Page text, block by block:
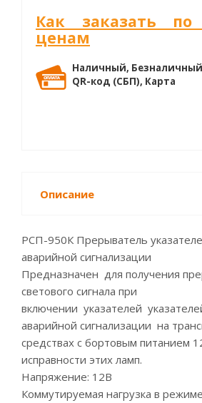
Как заказать
ценам
Наличный,
QR-код (СБП), Карта
Описание
РСП-950К Прерыватель
аварийной сигнализации
Предназначен для получения
светового сигнала при
включении указателей
аварийной сигнализации на
средствах с бортовым питанием
исправности этих ламп.
Напряжение: 12В
Коммутируемая нагрузка в